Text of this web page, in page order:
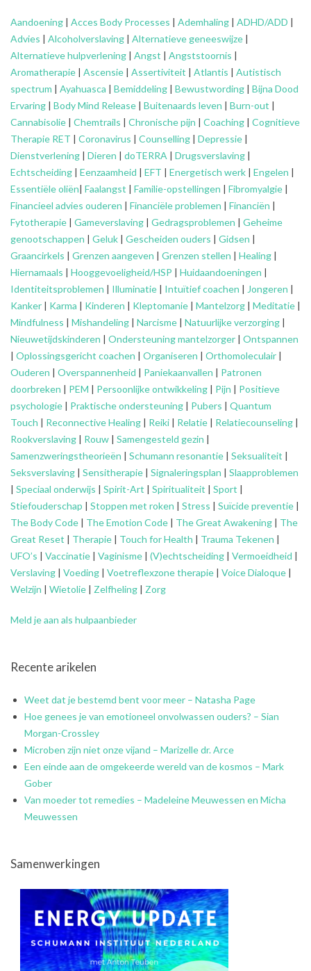
Aandoening | Acces Body Processes | Ademhaling | ADHD/ADD |
Advies | Alcoholverslaving | Alternatieve geneeswijze |
Alternatieve hulpverlening | Angst | Angststoornis |
Aromatherapie | Ascensie | Assertiviteit | Atlantis | Autistisch
spectrum | Ayahuasca | Bemiddeling | Bewustwording | Bijna Dood
Ervaring | Body Mind Release | Buitenaards leven | Burn-out |
Cannabisolie | Chemtrails | Chronische pijn | Coaching | Cognitieve
Therapie RET | Coronavirus | Counselling | Depressie |
Dienstverlening | Dieren | doTERRA | Drugsverslaving |
Echtscheiding | Eenzaamheid | EFT | Energetisch werk | Engelen |
Essentiële oliën| Faalangst | Familie-opstellingen | Fibromyalgie |
Financieel advies ouderen | Financiële problemen | Financiën |
Fytotherapie | Gameverslaving | Gedragsproblemen | Geheime
genootschappen | Geluk | Gescheiden ouders | Gidsen |
Graancirkels | Grenzen aangeven | Grenzen stellen | Healing |
Hiernamaals | Hooggevoeligheid/HSP | Huidaandoeningen |
Identiteitsproblemen | Illuminatie | Intuïtief coachen | Jongeren |
Kanker | Karma | Kinderen | Kleptomanie | Mantelzorg | Meditatie |
Mindfulness | Mishandeling | Narcisme | Natuurlijke verzorging |
Nieuwetijdskinderen | Ondersteuningmantelzorger | Ontspannen
| Oplossingsgericht coachen | Organiseren | Orthomoleculair |
Ouderen | Overspannenheid | Paniekaanvallen | Patronen
doorbreken | PEM | Persoonlijke ontwikkeling | Pijn | Positieve
psychologie | Praktische ondersteuning | Pubers | Quantum
Touch | Reconnective Healing | Reiki | Relatie | Relatiecounseling |
Rookverslaving | Rouw | Samengesteld gezin |
Samenzweringstheorieën | Schumann resonantie | Seksualiteit |
Seksverslaving | Sensitherapie | Signaleringsplan | Slaapproblemen
| Speciaal onderwijs | Spirit-Art | Spiritualiteit | Sport |
Stiefouderschap | Stoppen met roken | Stress | Suïcide preventie |
The Body Code | The Emotion Code | The Great Awakening | The
Great Reset | Therapie | Touch for Health | Trauma Tekenen |
UFO’s | Vaccinatie | Vaginisme | (V)echtscheiding | Vermoeidheid |
Verslaving | Voeding | Voetreflexzone therapie | Voice Dialoque |
Welzijn | Wietolie | Zelfheling | Zorg
Meld je aan als hulpaanbieder
Recente arikelen
Weet dat je bestemd bent voor meer – Natasha Page
Hoe genees je van emotioneel onvolwassen ouders? – Sian
Morgan-Crossley
Microben zijn niet onze vijand – Marizelle dr. Arce
Een einde aan de omgekeerde wereld van de kosmos – Mark
Gober
Van moeder tot remedies – Madeleine Meuwessen en Micha
Meuwessen
Samenwerkingen